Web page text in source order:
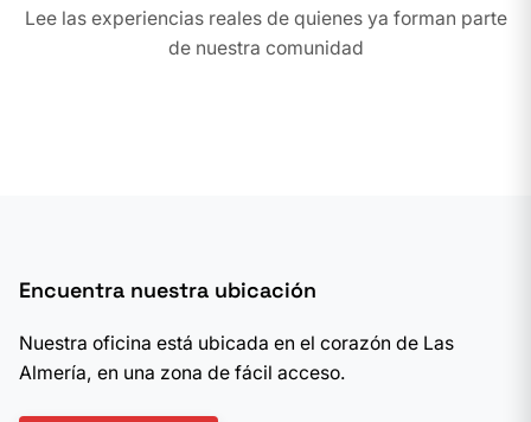
Lee las experiencias reales de quienes ya forman parte
de nuestra comunidad
Encuentra nuestra ubicación
Nuestra oficina está ubicada en el corazón de Las
Almería, en una zona de fácil acceso.